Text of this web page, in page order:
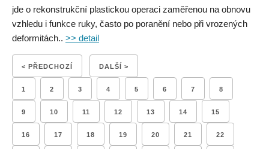
jde o rekonstrukční plastickou operaci zaměřenou na obnovu
vzhledu i funkce ruky, často po poranění nebo při vrozených
deformitách.. >> detail
< PŘEDCHOZÍ DALŠÍ >
1 2 3 4 5 6 7 8
9 10 11 12 13 14 15
16 17 18 19 20 21 22